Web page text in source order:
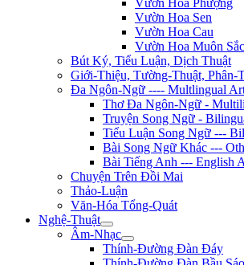
Vườn Hoa Phượng
Vườn Hoa Sen
Vườn Hoa Cau
Vườn Hoa Muôn Sắc
Bút Ký, Tiểu Luận, Dịch Thuật
Giới-Thiệu, Tường-Thuật, Phân-
Đa Ngôn-Ngữ ---- Multlingual
Thơ Đa Ngôn-Ngữ -
Truyện Song Ngữ -
Tiểu Luận Song Ngữ ---
Bài Song Ngữ Khác ---
Bài Tiếng Anh --- English
Chuyện Trên Đồi Mai
Thảo-Luận
Văn-Hóa Tổng-Quát
Nghệ-Thuật
Âm-Nhạc
Thính-Đường Đàn Đáy